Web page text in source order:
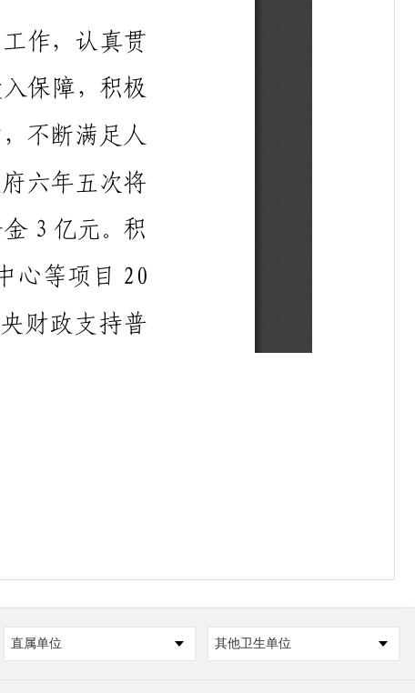
直属单位 其他卫生单位